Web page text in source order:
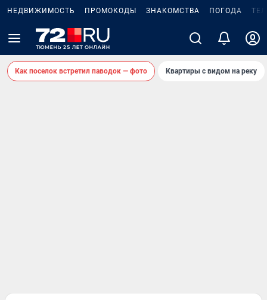
НЕДВИЖИМОСТЬ ПРОМОКОДЫ ЗНАКОМСТВА ПОГОДА
Как поселок встретил паводок — фото Квартиры с видом на реку